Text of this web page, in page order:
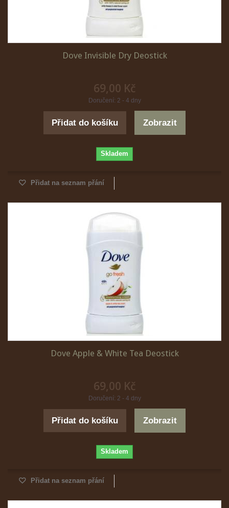
Dove Invisible Dry Deostick
69,00 Kč
Doručení: 2 - 4 dny
Přidat do košíku Zobrazit
Skladem
Přidat na seznam přání
Dove Apple & White Tea Deostick
69,00 Kč
Doručení: 2 - 4 dny
Přidat do košíku Zobrazit
Skladem
Přidat na seznam přání